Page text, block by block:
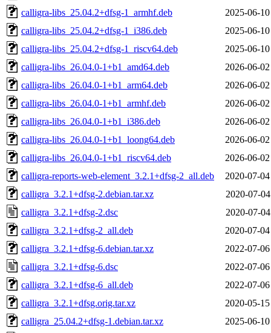
calligra-libs_25.04.2+dfsg-1_armhf.deb
2025-06-
calligra-libs_25.04.2+dfsg-1_i386.deb
2025-06-
calligra-libs_25.04.2+dfsg-1_riscv64.deb
2025-06-
calligra-libs_26.04.0-1+b1_amd64.deb
2026-06-
calligra-libs_26.04.0-1+b1_arm64.deb
2026-06-
calligra-libs_26.04.0-1+b1_armhf.deb
2026-06-
calligra-libs_26.04.0-1+b1_i386.deb
2026-06-
calligra-libs_26.04.0-1+b1_loong64.deb
2026-06-
calligra-libs_26.04.0-1+b1_riscv64.deb
2026-06-
calligra-reports-web-element_3.2.1+dfsg-2_all.deb
2020-07-
calligra_3.2.1+dfsg-2.debian.tar.xz
2020-07-
calligra_3.2.1+dfsg-2.dsc
2020-07-
calligra_3.2.1+dfsg-2_all.deb
2020-07-
calligra_3.2.1+dfsg-6.debian.tar.xz
2022-07-
calligra_3.2.1+dfsg-6.dsc
2022-07-
calligra_3.2.1+dfsg-6_all.deb
2022-07-
calligra_3.2.1+dfsg.orig.tar.xz
2020-05-
calligra_25.04.2+dfsg-1.debian.tar.xz
2025-06-